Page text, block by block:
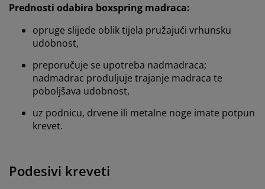
Prednosti odabira boxspring madraca:
opruge slijede oblik tijela pružajući vrhunsku
udobnost,
preporučuje se upotreba nadmadraca;
nadmadrac produljuje trajanje madraca te
poboljšava udobnost,
uz podnicu, drvene ili metalne noge imate potpun
krevet.
Podesivi kreveti